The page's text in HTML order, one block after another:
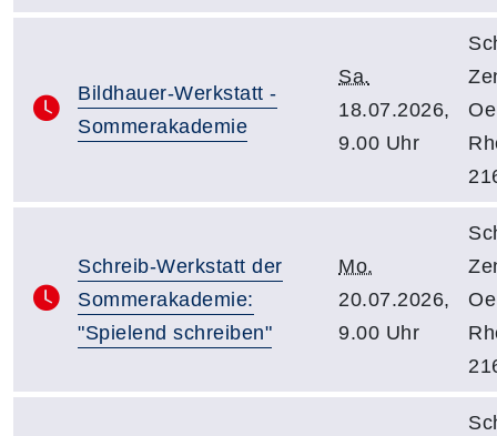
Bildhauer-Werkstatt -
Sommerakademie
Sa.
18.07.2026,
9.00 Uhr
Schreib-Werkstatt der
Sommerakademie:
"Spielend schreiben"
Mo.
20.07.2026,
9.00 Uhr